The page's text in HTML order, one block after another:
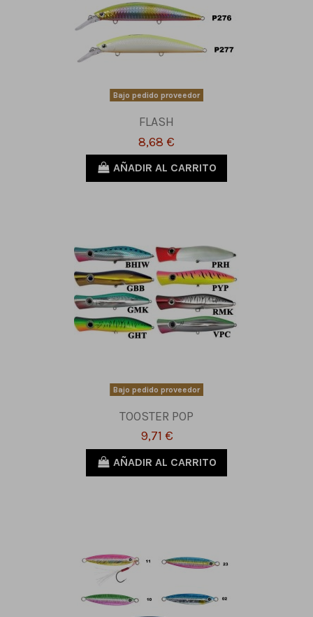
Bajo pedido proveedor
FLASH
8,68 €
AÑADIR AL CARRITO
Bajo pedido proveedor
TOOSTER POP
9,71 €
AÑADIR AL CARRITO